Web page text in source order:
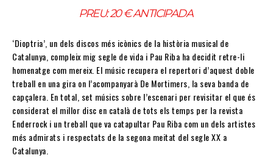
PREU: 20 € ANTICIPADA
‘Dioptria’, un dels discos més icònics de la història musical de
Catalunya, compleix mig segle de vida i Pau Riba ha decidit retre-li
homenatge com mereix. El músic recupera el repertori d’aquest doble
treball en una gira on l’acompanyarà De Mortimers, la seva banda de
capçalera. En total, set músics sobre l’escenari per revisitar el que és
considerat el millor disc en català de tots els temps per la revista
Enderrock i un treball que va catapultar Pau Riba com un dels artistes
més admirats i respectats de la segona meitat del segle XX a
Catalunya.